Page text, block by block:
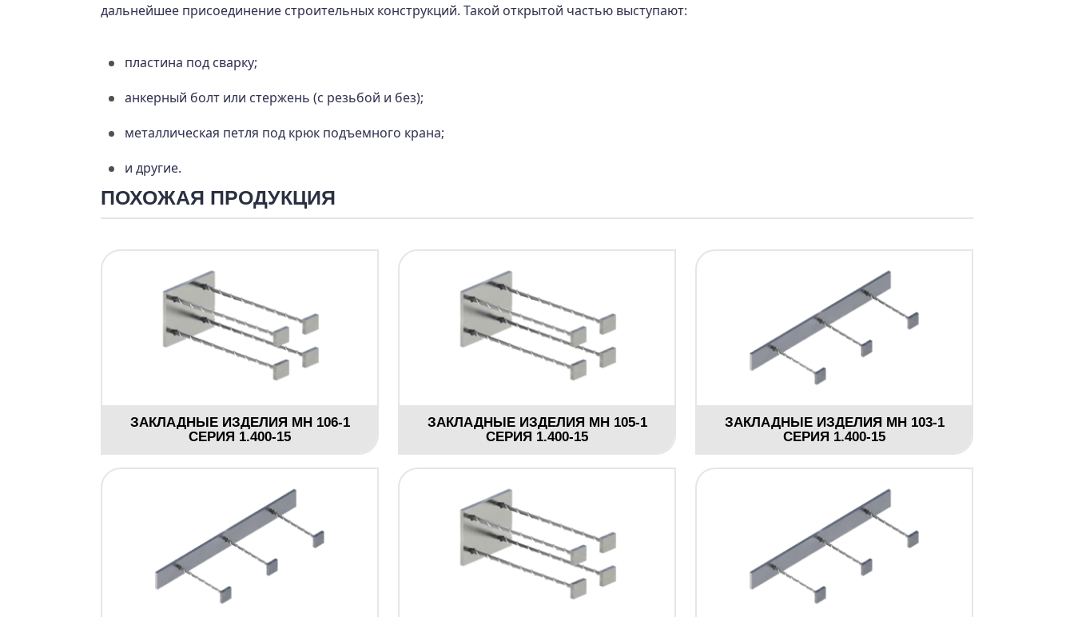
дальнейшее присоединение строительных конструкций. Такой открытой частью выступают:
пластина под сварку;
анкерный болт или стержень (с резьбой и без);
металлическая петля под крюк подъемного крана;
и другие.
ПОХОЖАЯ ПРОДУКЦИЯ
ЗАКЛАДНЫЕ ИЗДЕЛИЯ МН 106-1
СЕРИЯ 1.400-15
ЗАКЛАДНЫЕ ИЗДЕЛИЯ МН 105-1
СЕРИЯ 1.400-15
ЗАКЛАДНЫЕ ИЗДЕЛИЯ МН 103-1
СЕРИЯ 1.400-15